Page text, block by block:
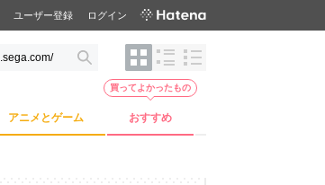
ユーザー登録 ログイン
アニメとゲーム おすすめ
買ってよかったもの